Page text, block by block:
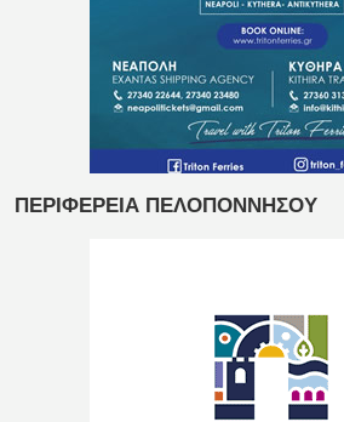
ΠΕΡΙΦΕΡΕΙΑ ΠΕΛΟΠΟΝΝΗΣΟΥ